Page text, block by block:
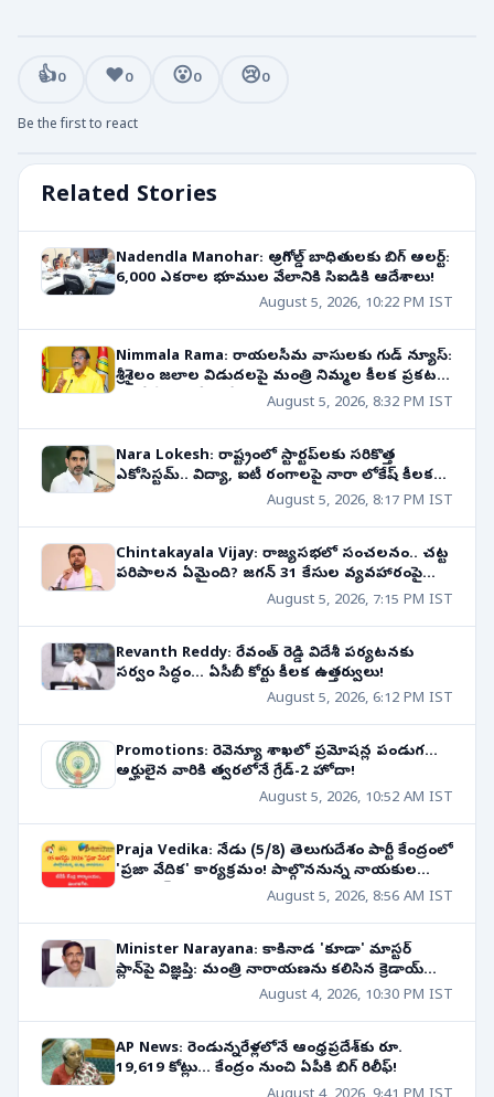
Related Stories
Nadendla Manohar: అగ్రిగోల్డ్ బాధితులకు బిగ్ అలర్ట్:
6,000 ఎకరాల భూముల వేలానికి సిఐడికి ఆదేశాలు!
August 5, 2026, 10:22 PM IST
Nimmala Rama: రాయలసీమ వాసులకు గుడ్ న్యూస్:
శ్రీశైలం జలాల విడుదలపై మంత్రి నిమ్మల కీలక ప్రకటన!
August 5, 2026, 8:32 PM IST
Nara Lokesh: రాష్ట్రంలో స్టార్టప్‌లకు సరికొత్త
ఎకోసిస్టమ్.. విద్యా, ఐటీ రంగాలపై నారా లోకేష్ కీలక
August 5, 2026, 8:17 PM IST
Chintakayala Vijay: రాజ్యసభలో సంచలనం.. చట్ట
పరిపాలన ఏమైంది? జగన్ 31 కేసుల వ్యవహారంపై
August 5, 2026, 7:15 PM IST
Revanth Reddy: రేవంత్ రెడ్డి విదేశీ పర్యటనకు
సర్వం సిద్ధం... ఏసీబీ కోర్టు కీలక ఉత్తర్వులు!
August 5, 2026, 6:12 PM IST
Promotions: రెవెన్యూ శాఖలో ప్రమోషన్ల పండుగ...
అర్హులైన వారికి త్వరలోనే గ్రేడ్-2 హోదా!
August 5, 2026, 10:52 AM IST
Praja Vedika: నేడు (5/8) తెలుగుదేశం పార్టీ కేంద్రంలో
'ప్రజా వేదిక' కార్యక్రమం! పాల్గొననున్న నాయకుల
August 5, 2026, 8:56 AM IST
Minister Narayana: కాకినాడ 'కూడా' మాస్టర్
ప్లాన్‌పై విజ్ఞప్తి: మంత్రి నారాయణను కలిసిన క్రెడాయ్
August 4, 2026, 10:30 PM IST
AP News: రెండున్నరేళ్లలోనే ఆంధ్రప్రదేశ్‌కు రూ.
19,619 కోట్లు... కేంద్రం నుంచి ఏపీకి బిగ్ రిలీఫ్!
👍0 ❤️0 😮0 😢0
Be the first to react